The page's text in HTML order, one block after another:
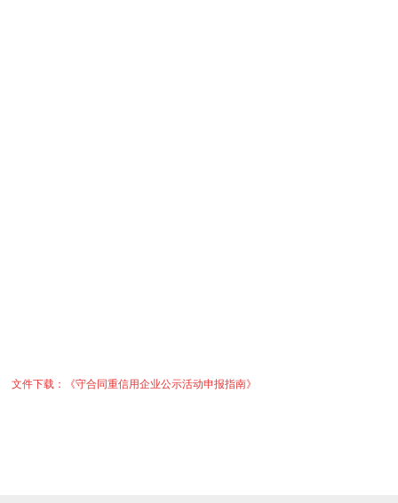
文件下载：《守合同重信用企业公示活动申报指南》